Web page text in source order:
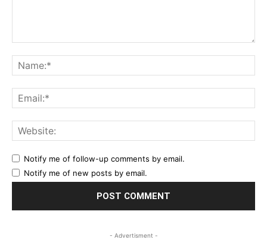
Notify me of follow-up comments by email.
Notify me of new posts by email.
- Advertisment -